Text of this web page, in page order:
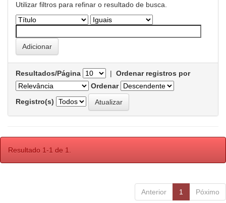
Utilizar filtros para refinar o resultado de busca.
Resultados/Página | Ordenar registros por
Ordenar
Registro(s)
Resultado 1-1 de 1.
Anterior 1 Póximo